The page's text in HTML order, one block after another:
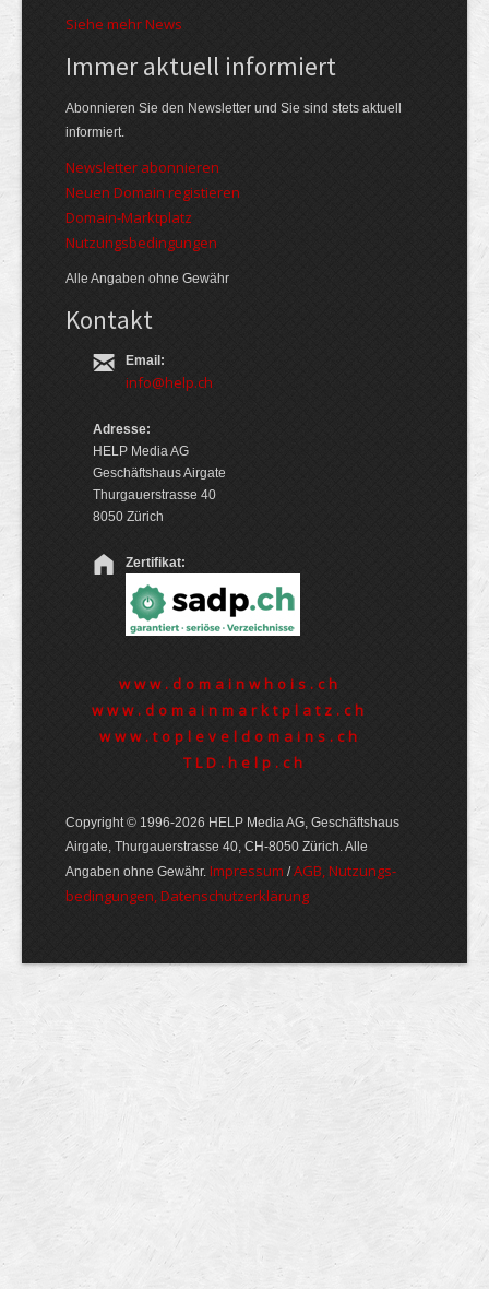
Siehe mehr News
Immer aktuell informiert
Abonnieren Sie den Newsletter und Sie sind stets aktuell
informiert.
Newsletter abonnieren
Neuen Domain registieren
Domain-Marktplatz
Nutzungsbedingungen
Alle Angaben ohne Gewähr
Kontakt
Email:
info@help.ch
Adresse:
HELP Media AG
Geschäftshaus Airgate
Thurgauerstrasse 40
8050 Zürich
Zertifikat:
www.domainwhois.ch
www.domainmarktplatz.ch
www.topleveldomains.ch
TLD.help.ch
Copyright © 1996-2026 HELP Media AG, Geschäftshaus
Airgate, Thurgauer­strasse 40, CH-8050 Zürich. Alle
Angaben ohne Gewähr. Im­pres­sum /AGB, Nut­zungs­
bedin­gungen, Daten­schutz­er­klärung